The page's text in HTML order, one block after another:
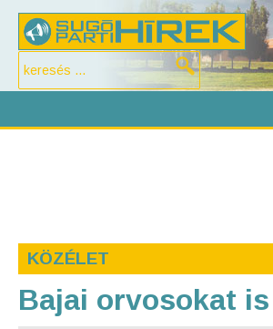
KÖZÉLET
Bajai orvosokat